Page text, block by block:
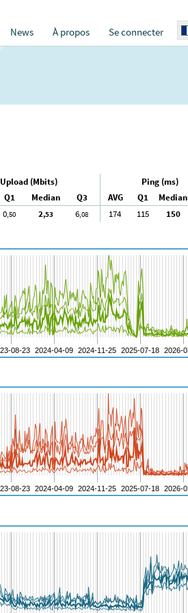
News À propos Se connecter
Upload (Mbits)
Ping (ms)
Q1 Median Q3 AVG Q1 Median
0,50 2,53 6,08 174 115 150